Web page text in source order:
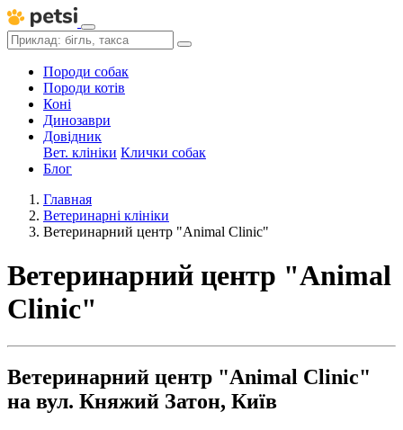
Породи собак
Породи котів
Коні
Динозаври
Довідник
Вет. клініки Клички собак
Блог
Главная
Ветеринарні клініки
Ветеринарний центр "Animal Clinic"
Ветеринарний центр "Animal
Clinic"
Ветеринарний центр "Animal Clinic"
на вул. Княжий Затон, Київ